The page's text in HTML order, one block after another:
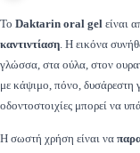
Το Daktarin oral gel είναι
καντιντίαση. Η εικόνα
γλώσσα, στα ούλα, στον
με κάψιμο, πόνο, δυσάρεστη
οδοντοστοιχίες μπορεί να
Η σωστή χρήση είναι να